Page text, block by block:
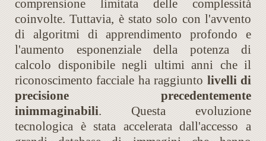
comprensione limitata delle complessità
coinvolte. Tuttavia, è stato solo con l'avvento
di algoritmi di apprendimento profondo e
l'aumento esponenziale della potenza di
calcolo disponibile negli ultimi anni che il
riconoscimento facciale ha raggiunto livelli di
precisione precedentemente
inimmaginabili. Questa evoluzione
tecnologica è stata accelerata dall'accesso a